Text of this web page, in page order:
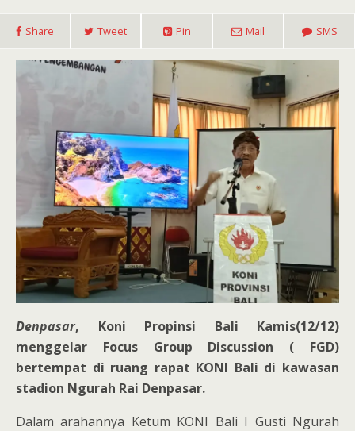
Share Tweet Pin Mail SMS
Denpasar, Koni Propinsi Bali Kamis(12/12)
menggelar Focus Group Discussion ( FGD)
bertempat di ruang rapat KONI Bali di kawasan
stadion Ngurah Rai Denpasar.
Dalam arahannya Ketum KONI Bali I Gusti Ngurah